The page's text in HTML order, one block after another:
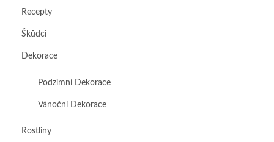
Recepty
Škůdci
Dekorace
Podzimní Dekorace
Vánoční Dekorace
Rostliny